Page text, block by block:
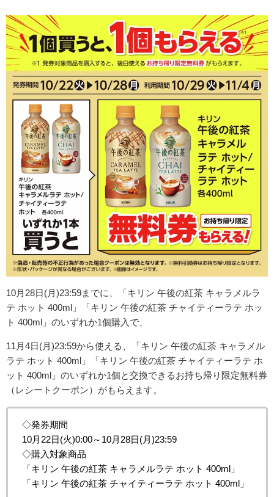
10月28日(月)23:59までに、「キリン 午後の紅茶 キャラメルラ
テ ホット 400ml」「キリン 午後の紅茶 チャイティーラテ ホッ
ト 400ml」のいずれか1個購入で、
11月4日(月)23:59から使える、「キリン 午後の紅茶 キャラメル
ラテ ホット 400ml」「キリン 午後の紅茶 チャイティーラテ ホ
ット 400ml」のいずれか1個と交換できる お持ち帰り限定無料券
（レシートクーポン）がもらえます。
◇発券期間
10月22日(火)0:00～10月28日(月)23:59
◇購入対象商品
「キリン 午後の紅茶 キャラメルラテ ホット 400ml」
「キリン 午後の紅茶 チャイティーラテ ホット 400ml」